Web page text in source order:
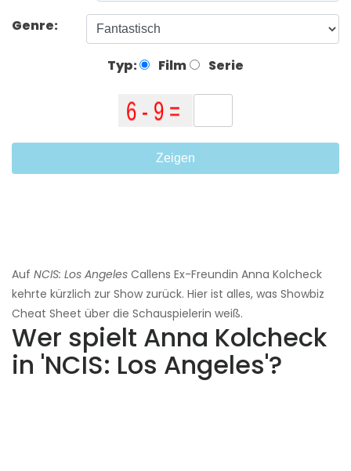
Genre:
Typ: Film Serie
Zeigen
Auf NCIS: Los Angeles Callens Ex-Freundin Anna Kolcheck
kehrte kürzlich zur Show zurück. Hier ist alles, was Showbiz
Cheat Sheet über die Schauspielerin weiß.
Wer spielt Anna Kolcheck
in 'NCIS: Los Angeles'?